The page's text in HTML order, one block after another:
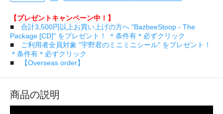
【プレゼントキャンペーン中！】
■ 合計3,500円以上お買い上げの方へ "BazbeeStoop - The
Package [CD]" をプレゼント！ ＊条件有＊必ずクリック
■
ご利用者全員対象 "宇野君のミニミニシール" をプレゼント！
＊条件有＊必ずクリック
■
【Overseas order】
商品の説明